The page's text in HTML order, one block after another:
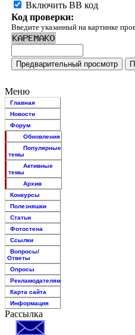
Включить BB код
Код проверки:
Введите указанный на картинке
Меню
Главная
Новости
Форум
Обновления
Популярные
темы
Активные
темы
Архив
Конкурсы
Полезняшки
Статьи
Фотостена
Ссылки
Вопросы/
Ответы
Опросы
Рекламодателям
Карта сайта
Информация
Рассылка